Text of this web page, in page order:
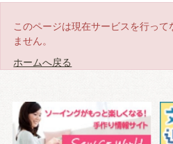
このページは現在サービスを行っ
ません。
ホームへ戻る